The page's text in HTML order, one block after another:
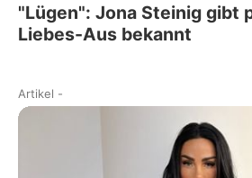
"Lügen": Jona Steinig gibt
Liebes-Aus bekannt
Artikel -